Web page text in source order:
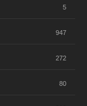
5
947
272
80